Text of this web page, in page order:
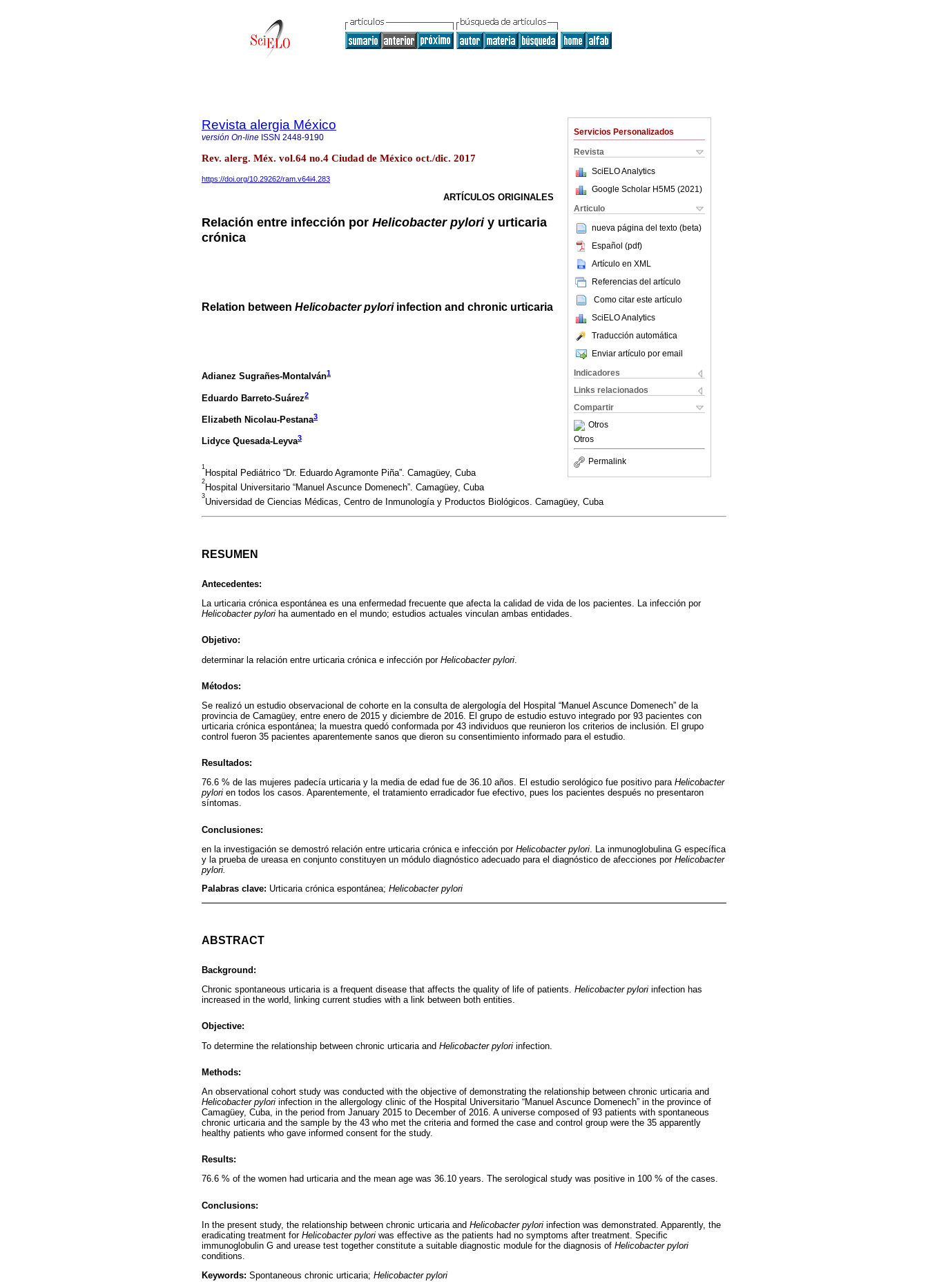
Servicios Personalizados
Revista
SciELO Analytics
Google Scholar H5M5 (2021 )
Articulo
nueva página del texto (beta)
Español (pdf)
Artículo en XML
Referencias del artículo
Como citar este artículo
SciELO Analytics
Traducción automática
Enviar artículo por email
Indicadores
Links relacionados
Compartir
Otros
Otros
Permalink
Revista alergia México
versión On-line ISSN 2448-9190
Rev. alerg. Méx. vol.64 no.4 Ciudad de México oct./dic. 2017
https://doi.org/10.29262/ram.v64i4.283
ARTÍCULOS ORIGINALES
Relación entre infección por Helicobacter pyloriy urticaria
crónica
Relation between Helicobacter pyloriinfection and chronic urticaria
Adianez Sugrañes-Montalván1
Eduardo Barreto-Suárez2
Elizabeth Nicolau-Pestana3
Lidyce Quesada-Leyva3
1
Hospital Pediátrico “Dr. Eduardo Agramonte Piña”. Camagüey, Cuba
2
Hospital Universitario “Manuel Ascunce Domenech”. Camagüey, Cuba
3
Universidad de Ciencias Médicas, Centro de Inmunología y Productos Biológicos. Camagüey, Cuba
RESUMEN
Antecedentes:
La urticaria crónica espontánea es una enfermedad frecuente que afecta la calidad de vida de los pacientes. La infección por
Helicobacter pylori ha aumentado en el mundo; estudios actuales vinculan ambas entidades.
Objetivo:
determinar la relación entre urticaria crónica e infección por Helicobacter pylori
Métodos:
Se realizó un estudio observacional de cohorte en la consulta de alergología del Hospital “Manuel Ascunce Domenech” de la
provincia de Camagüey, entre enero de 2015 y diciembre de 2016. El grupo de estudio estuvo integrado por 93 pacientes con
urticaria crónica espontánea; la muestra quedó conformada por 43 individuos que reunieron los criterios de inclusión. El grupo
control fueron 35 pacientes aparentemente sanos que dieron su consentimiento informado para el estudio.
Resultados:
76.6 % de las mujeres padecía urticaria y la media de edad fue de 36.10 años. El estudio serológico fue positivo para Helicobacter
pylori en todos los casos. Aparentemente, el tratamiento erradicador fue efectivo, pues los pacientes después no presentaron
síntomas.
Conclusiones:
en la investigación se demostró relación entre urticaria crónica e infección por Helicobacter pylori . La inmunoglobulina G específica
y la prueba de ureasa en conjunto constituyen un módulo diagnóstico adecuado para el diagnóstico de afecciones por Helicobacter
pylori.
Palabras clave: Urticaria crónica espontánea; Helicobacter pylori
ABSTRACT
Background:
Chronic spontaneous urticaria is a frequent disease that affects the quality of life of patients. Helicobacter pylori infection has
increased in the world, linking current studies with a link between both entities.
Objective:
To determine the relationship between chronic urticaria and Helicobacter pylori infection.
Methods:
An observational cohort study was conducted with the objective of demonstrating the relationship between chronic urticaria and
Helicobacter pylori infection in the allergology clinic of the Hospital Universitario “Manuel Ascunce Domenech” in the province of
Camagüey, Cuba, in the period from January 2015 to December of 2016. A universe composed of 93 patients with spontaneous
chronic urticaria and the sample by the 43 who met the criteria and formed the case and control group were the 35 apparently
healthy patients who gave informed consent for the study.
Results:
76.6 % of the women had urticaria and the mean age was 36.10 years. The serological study was positive in 100 % of the cases.
Conclusions:
In the present study, the relationship between chronic urticaria and Helicobacter pylori infection was demonstrated. Apparently, the
eradicating treatment for Helicobacter pylori was effective as the patients had no symptoms after treatment. Specific
immunoglobulin G and urease test together constitute a suitable diagnostic module for the diagnosis of Helicobacter pylori
conditions.
Keywords: Spontaneous chronic urticaria; Helicobacter pylori